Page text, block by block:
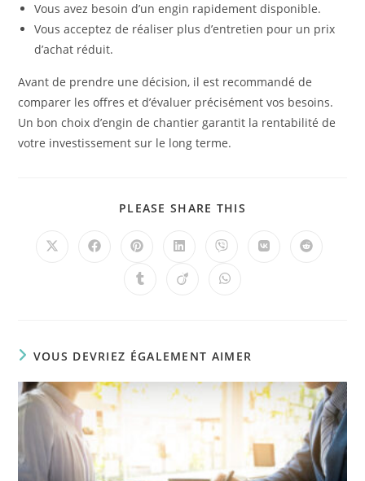
Vous avez besoin d’un engin rapidement disponible.
Vous acceptez de réaliser plus d’entretien pour un prix
d’achat réduit.
Avant de prendre une décision, il est recommandé de
comparer les offres et d’évaluer précisément vos besoins.
Un bon choix d’engin de chantier garantit la rentabilité de
votre investissement sur le long terme.
PLEASE SHARE THIS
VOUS DEVRIEZ ÉGALEMENT AIMER